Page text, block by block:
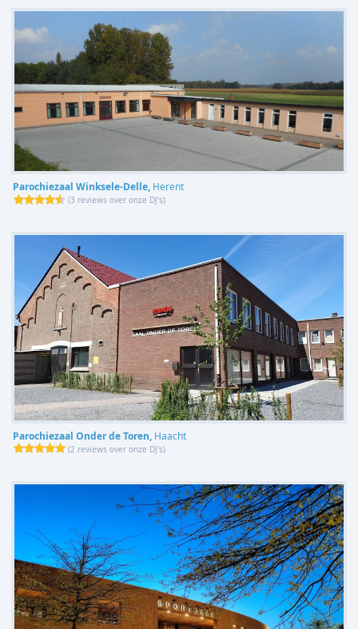
Parochiezaal Winksele-Delle, Herent
(3 reviews over onze DJ's)
Parochiezaal Onder de Toren, Haacht
(2 reviews over onze DJ's)